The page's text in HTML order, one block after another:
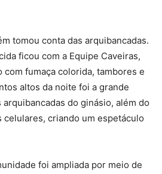
tomou conta das arquibancadas.
ficou com a Equipe Caveiras,
fumaça colorida, tambores e
altos da noite foi a grande
arquibancadas do ginásio, além do
celulares, criando um espetáculo
foi ampliada por meio de